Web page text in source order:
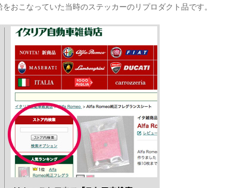
おこなっていた当時のステッカーのリプロダクト品です。